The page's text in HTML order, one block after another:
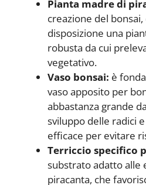
Pianta madre di
creazione del
disposizione una
robusta da cui
vegetativo.
Vaso bonsai: è
vaso apposito per
abbastanza grande
sviluppo delle radici
efficace per evitare
Terriccio specifico
substrato adatto alle
piracanta, che